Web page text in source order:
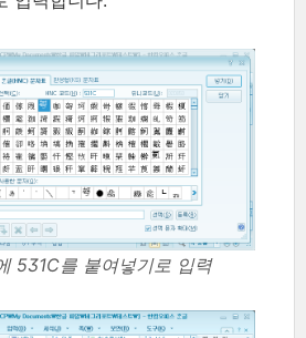
531C를 붙여넣기로 입력